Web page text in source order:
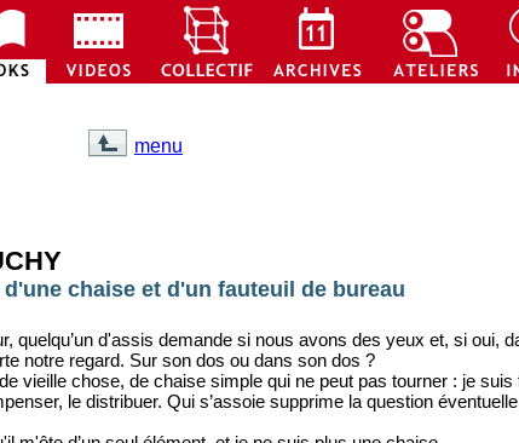
menu
chaise et d'un fauteuil de bureau
quelqu’un d'assis demande si nous avons des yeux et, si oui,
notre regard. Sur son dos ou dans son dos ?
vieille chose, de chaise simple qui ne peut pas tourner : je suis
le distribuer. Qui s’assoie supprime la question